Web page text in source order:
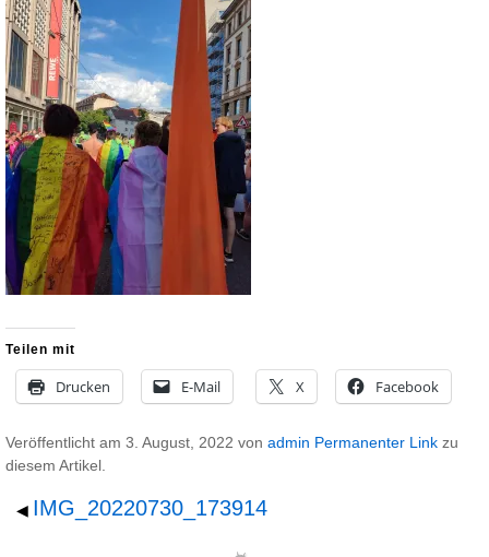
Teilen mit
Drucken E-Mail X Facebook
Veröffentlicht am 3. August, 2022 von admin Permanenter Link zu
diesem Artikel.
◀ IMG_20220730_173914